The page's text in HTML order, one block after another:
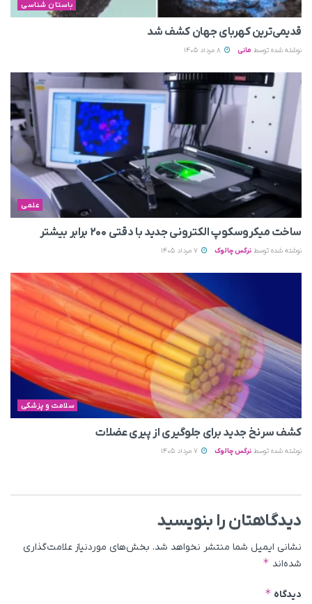
باستان شناسی
قدیمی‌ترین کهربای جهان کشف شد
نوشته شده توسط مانی
علمی
ساخت میکروسکوپ الکترونی جدید با دقتی ۲۰۰ برابر بیشتر
نوشته شده توسط نرگس چالوک
سلامت و پزشکی
کشف سرنخ جدید برای جلوگیری از پیری عضلات
نوشته شده توسط نرگس چالوک
دیدگاهتان را بنویسید
نشانی ایمیل شما منتشر نخواهد شد. بخش‌های موردنیاز علامت‌گذاری
شده‌اند *
دیدگاه *